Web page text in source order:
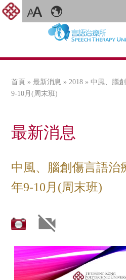
您在這裡
首頁 »最新消息 » 2018 » 中風、腦
9-10月(周末班)
最新消息
中風、腦創傷言語治
年9-10月(周末班)